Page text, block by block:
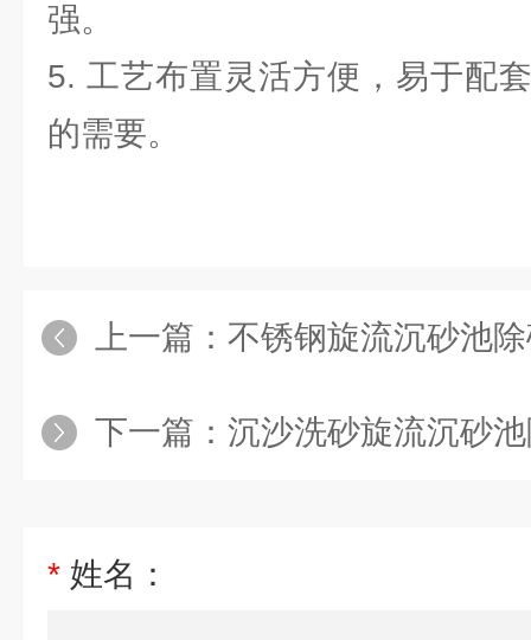
强。
5. 工艺布置灵活方便，易于配
的需要。
上一篇： 不锈钢旋流沉砂池
下一篇： 沉沙洗砂旋流沉砂
* 姓名：